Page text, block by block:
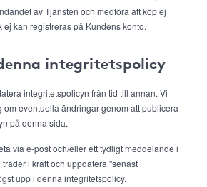
av Tjänsten och medföra att köp ej
ej kan registreras på Kundens konto.
integritetspolicy
integritetspolicyn från tid till annan. Vi
om eventuella ändringar genom att publicera
på denna sida.
via e-post och/eller ett tydligt meddelande i
i kraft och uppdatera "senast
upp i denna integritetspolicy.